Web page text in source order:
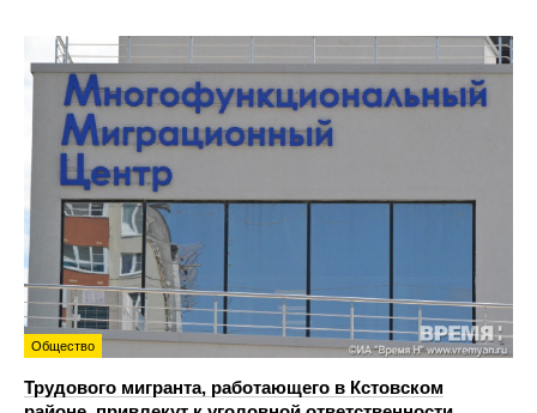
Общество
Трудового мигранта, работающего в Кстовском